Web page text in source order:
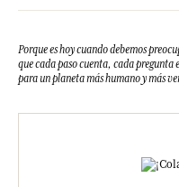
Porque es hoy cuando debemos
que cada paso cuenta, cada pregunta
para un planeta más humano y más